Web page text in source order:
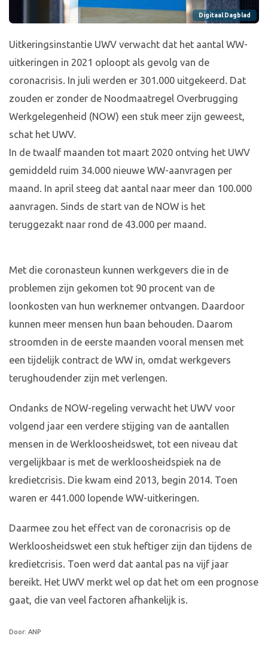
Digitaal Dagblad
Uitkeringsinstantie UWV verwacht dat het aantal WW-
uitkeringen in 2021 oploopt als gevolg van de
coronacrisis. In juli werden er 301.000 uitgekeerd. Dat
zouden er zonder de Noodmaatregel Overbrugging
Werkgelegenheid (NOW) een stuk meer zijn geweest,
schat het UWV.
In de twaalf maanden tot maart 2020 ontving het UWV
gemiddeld ruim 34.000 nieuwe WW-aanvragen per
maand. In april steeg dat aantal naar meer dan 100.000
aanvragen. Sinds de start van de NOW is het
teruggezakt naar rond de 43.000 per maand.
Met die coronasteun kunnen werkgevers die in de
problemen zijn gekomen tot 90 procent van de
loonkosten van hun werknemer ontvangen. Daardoor
kunnen meer mensen hun baan behouden. Daarom
stroomden in de eerste maanden vooral mensen met
een tijdelijk contract de WW in, omdat werkgevers
terughoudender zijn met verlengen.
Ondanks de NOW-regeling verwacht het UWV voor
volgend jaar een verdere stijging van de aantallen
mensen in de Werkloosheidswet, tot een niveau dat
vergelijkbaar is met de werkloosheidspiek na de
kredietcrisis. Die kwam eind 2013, begin 2014. Toen
waren er 441.000 lopende WW-uitkeringen.
Daarmee zou het effect van de coronacrisis op de
Werkloosheidswet een stuk heftiger zijn dan tijdens de
kredietcrisis. Toen werd dat aantal pas na vijf jaar
bereikt. Het UWV merkt wel op dat het om een prognose
gaat, die van veel factoren afhankelijk is.
Door: ANP